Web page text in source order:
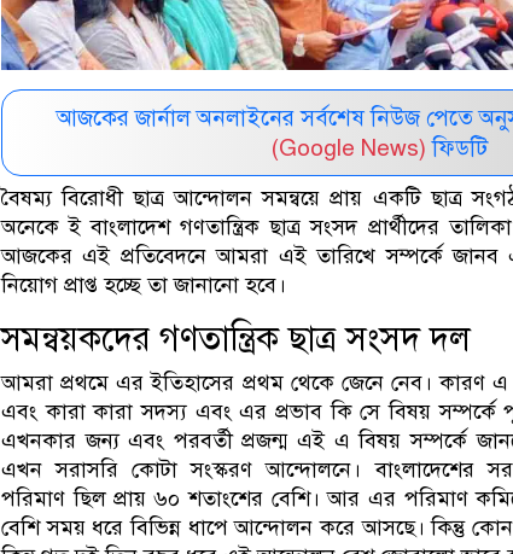
আজকের জার্নাল অনলাইনের সর্বশেষ নিউজ পেতে
(Google News) ফিডটি
বৈষম্য বিরোধী ছাত্র আন্দোলন সমন্বয়ে প্রায় একটি ছাত্র
অনেকে ই বাংলাদেশ গণতান্ত্রিক ছাত্র সংসদ প্রার্থীদের
আজকের এই প্রতিবেদনে আমরা এই তারিখে সম্পর্কে
নিয়োগ প্রাপ্ত হচ্ছে তা জানানো হবে।
সমন্বয়কদের গণতান্ত্রিক ছাত্র সংসদ দল
আমরা প্রথমে এর ইতিহাসের প্রথম থেকে জেনে নেব। কারণ এ
এবং কারা কারা সদস্য এবং এর প্রভাব কি সে বিষয় সম্পর্কে
এখনকার জন্য এবং পরবর্তী প্রজন্ম এই এ বিষয় সম্পর্কে
এখন সরাসরি কোটা সংস্করণ আন্দোলনে। বাংলাদেশের
পরিমাণ ছিল প্রায় ৬০ শতাংশের বেশি। আর এর পরিমাণ
বেশি সময় ধরে বিভিন্ন ধাপে আন্দোলন করে আসছে। কিন্তু